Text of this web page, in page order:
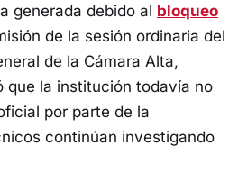
generada debido al bloqueo
de la sesión ordinaria del
de la Cámara Alta,
que la institución todavía no
por parte de la
continúan investigando